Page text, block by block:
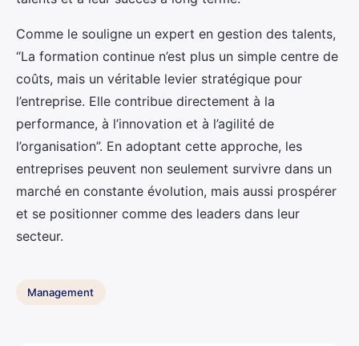
Comme le souligne un expert en gestion des talents,
“La formation continue n’est plus un simple centre de
coûts, mais un véritable levier stratégique pour
l’entreprise. Elle contribue directement à la
performance, à l’innovation et à l’agilité de
l’organisation”. En adoptant cette approche, les
entreprises peuvent non seulement survivre dans un
marché en constante évolution, mais aussi prospérer
et se positionner comme des leaders dans leur
secteur.
Management